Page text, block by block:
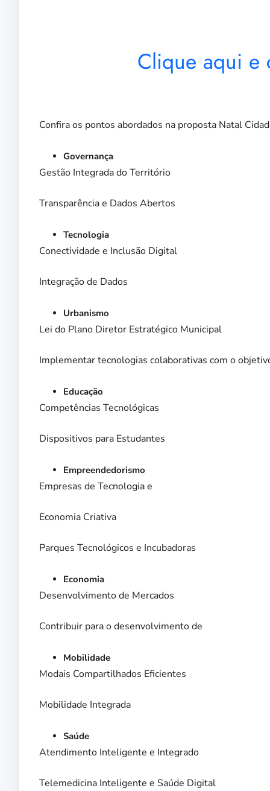
Clique aqui e
Confira os pontos abordados na proposta Natal
Governança
Gestão Integrada do Território
Transparência e Dados Abertos
Tecnologia
Conectividade e Inclusão Digital
Integração de Dados
Urbanismo
Lei do Plano Diretor Estratégico Municipal
Implementar tecnologias colaborativas com o
Educação
Competências Tecnológicas
Dispositivos para Estudantes
Empreendedorismo
Empresas de Tecnologia e
Economia Criativa
Parques Tecnológicos e Incubadoras
Economia
Desenvolvimento de Mercados
Contribuir para o desenvolvimento de
Mobilidade
Modais Compartilhados Eficientes
Mobilidade Integrada
Saúde
Atendimento Inteligente e Integrado
Telemedicina Inteligente e Saúde Digital